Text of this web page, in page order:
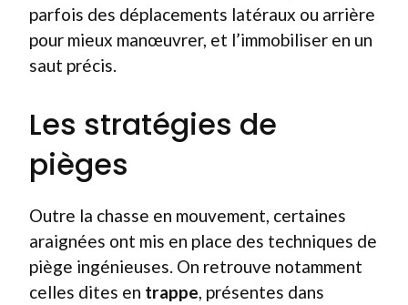
parfois des déplacements latéraux ou arrière
pour mieux manœuvrer, et l’immobiliser en un
saut précis.
Les stratégies de
pièges
Outre la chasse en mouvement, certaines
araignées ont mis en place des techniques de
piège ingénieuses. On retrouve notamment
celles dites en trappe , présentes dans